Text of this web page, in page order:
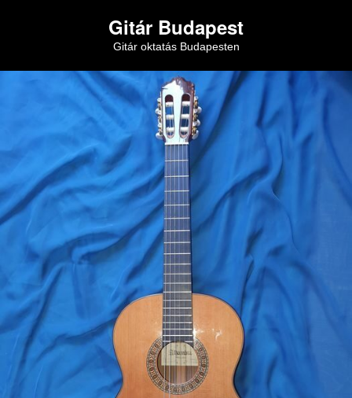
Gitár Budapest
Gitár oktatás Budapesten